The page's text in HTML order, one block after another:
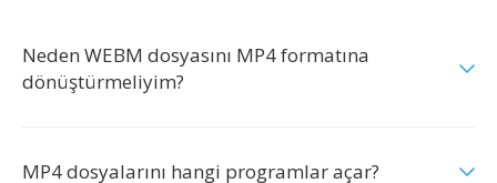
Neden WEBM dosyasını MP4 formatına
dönüştürmeliyim?
MP4 dosyalarını hangi programlar açar?